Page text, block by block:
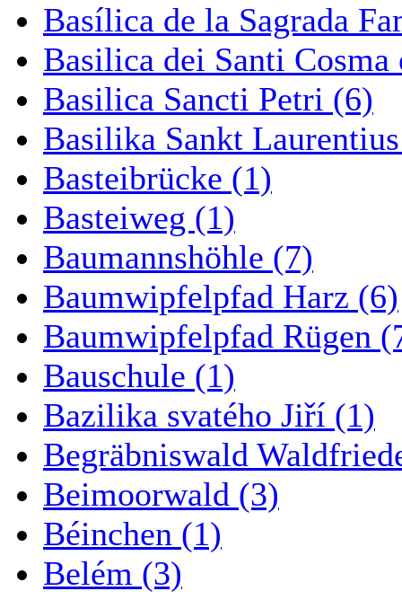
Basílica de la Sagrada
Basilica dei Santi
Basilica Sancti Petri (6)
Basilika Sankt
Basteibrücke (1)
Basteiweg (1)
Baumannshöhle (7)
Baumwipfelpfad Harz (6)
Baumwipfelpfad Rügen
Bauschule (1)
Bazilika svatého Jiří (1)
Begräbniswald
Beimoorwald (3)
Béinchen (1)
Belém (3)